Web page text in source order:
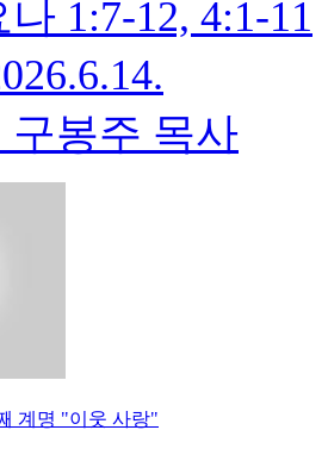
1:7-12, 4:1-11
구봉주 목사
계명 "이웃 사랑"